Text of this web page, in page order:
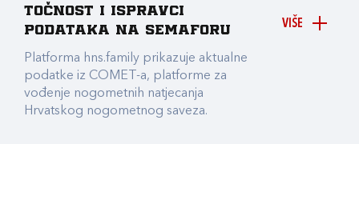
VIŠE
točnost i ispravci
podataka na Semaforu
Platforma hns.family prikazuje aktualne
podatke iz COMET-a, platforme za
vođenje nogometnih natjecanja
Hrvatskog nogometnog saveza.